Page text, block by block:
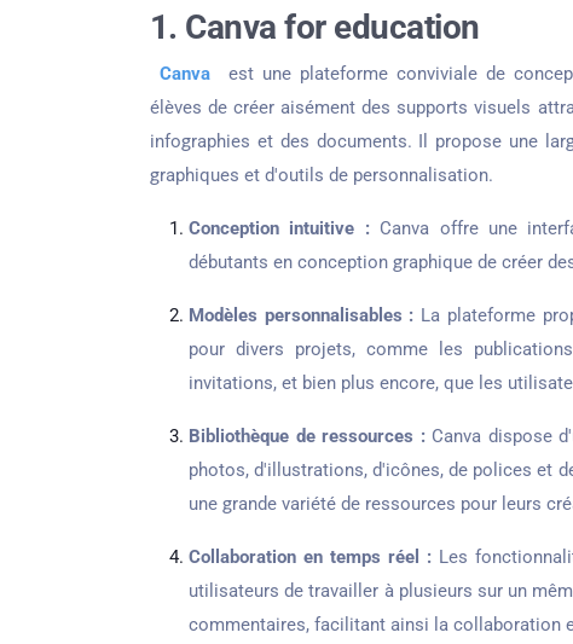
1. Canva for education
Canva
est une plateforme conviviale de
élèves de créer aisément des supports visuels
infographies et des documents. Il propose une
graphiques et d'outils de personnalisation.
Conception intuitive :Canva offre une
débutants en conception graphique de créer
Modèles personnalisables : La plateforme
pour divers projets, comme les
invitations, et bien plus encore, que les
Bibliothèque de ressources :Canva dispose
photos, d'illustrations, d'icônes, de polices et
une grande variété de ressources pour leurs
Collaboration en temps réel : Les
utilisateurs de travailler à plusieurs sur un
commentaires, facilitant ainsi la collaboration